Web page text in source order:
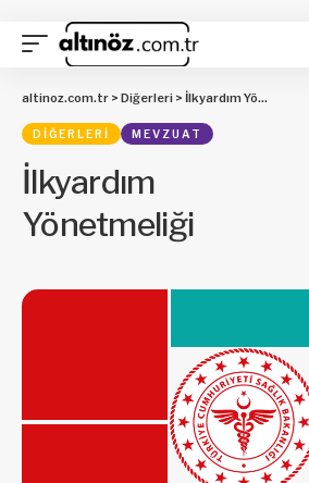
altinoz.com.tr > Diğerleri > İlkyardım Yönetmeliği
DIĞERLERI MEVZUAT
İlkyardım
Yönetmeliği